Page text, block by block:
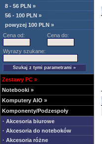
8 - 56 PLN »
56 - 100 PLN »
powyzej 100 PLN »
Cena od:
Cena do:
Wyrazy szukane:
Zestawy PC »
Notebooki »
Komputery AIO »
Komponenty/Podzespoły
· Akcesoria biurowe
· Akcesoria do noteboków
· Akcesoria różne